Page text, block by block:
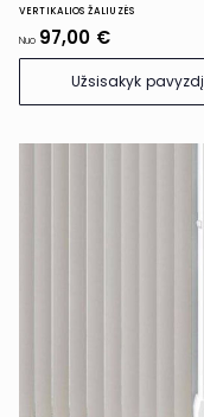
VERTIKALIOS ŽALIUZĖS
Nuo 97,00 €
Užsisakyk pavyzdį